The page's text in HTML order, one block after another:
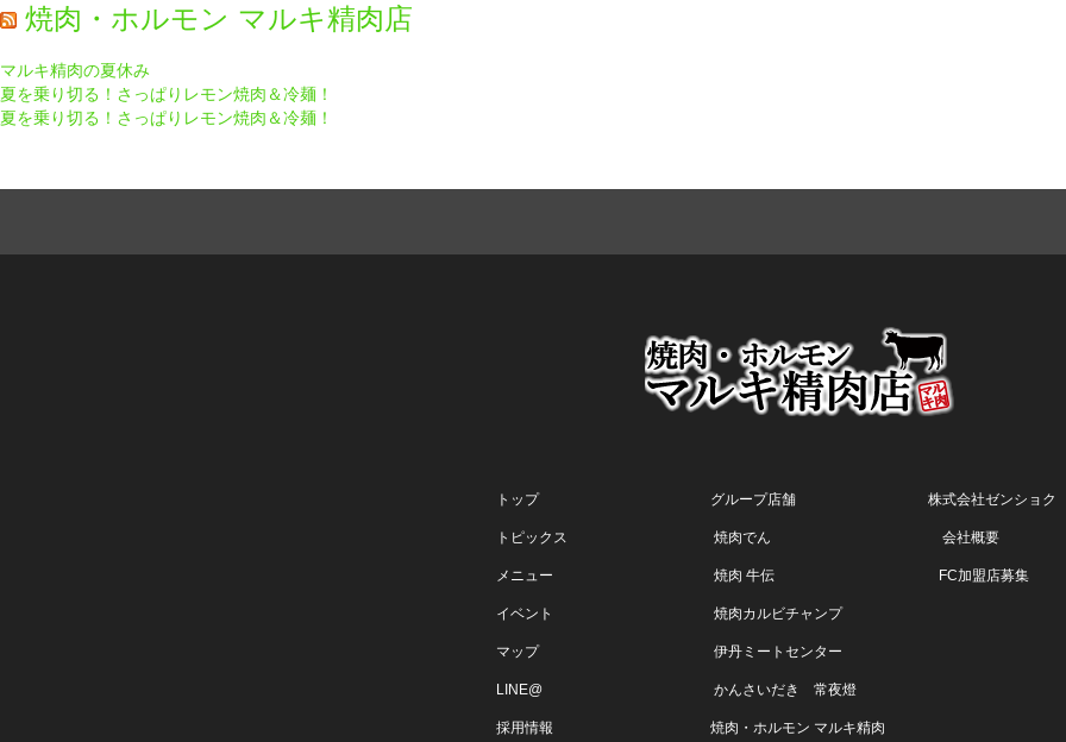
焼肉・ホルモン マルキ精肉店
マルキ精肉の夏休み
夏を乗り切る！さっぱりレモン焼肉＆冷麺！
夏を乗り切る！さっぱりレモン焼肉＆冷麺！
トップ
トピックス
メニュー
イベント
マップ
LINE@
採用情報
グループ店舗
焼肉でん
焼肉 牛伝
焼肉カルビチャンプ
伊丹ミートセンター
かんさいだき 常夜燈
焼肉・ホルモン マルキ精肉
株式会社ゼンショク
会社概要
FC加盟店募集